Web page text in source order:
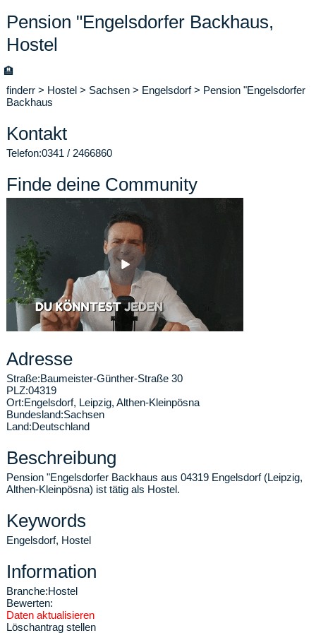
Pension "Engelsdorfer Backhaus,
Hostel
🏨
finderr > Hostel > Sachsen > Engelsdorf> Pension "Engelsdorfer
Backhaus
Kontakt
Telefon:0341 / 2466860
Finde deine Community
Adresse
Straße:Baumeister-Günther-Straße 30
PLZ:04319
Ort:Engelsdorf, Leipzig, Althen-Kleinpösna
Bundesland:Sachsen
Land:Deutschland
Beschreibung
Pension "Engelsdorfer Backhaus aus 04319 Engelsdorf (Leipzig,
Althen-Kleinpösna) ist tätig als Hostel.
Keywords
Engelsdorf, Hostel
Information
Branche:Hostel
Bewerten:
Daten aktualisieren
Löschantrag stellen